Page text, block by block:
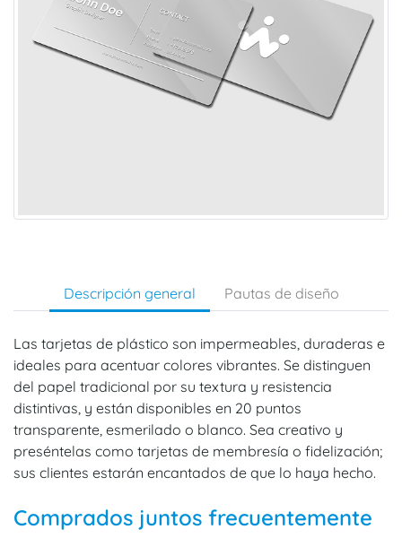
Descripción general Pautas de diseño
Las tarjetas de plástico son impermeables, duraderas e
ideales para acentuar colores vibrantes. Se distinguen
del papel tradicional por su textura y resistencia
distintivas, y están disponibles en 20 puntos
transparente, esmerilado o blanco. Sea creativo y
preséntelas como tarjetas de membresía o fidelización;
sus clientes estarán encantados de que lo haya hecho.
Comprados juntos frecuentemente